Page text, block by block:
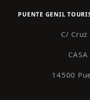
PUENTE GENIL
C/
14500